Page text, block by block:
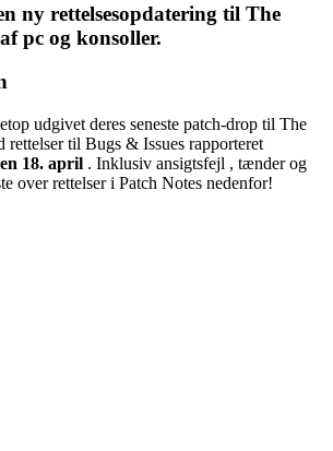
ny rettelsesopdatering til The
pc og konsoller.
udgivet deres seneste patch-drop til The
rettelser til Bugs & Issues rapporteret
18. april . Inklusiv ansigtsfejl , tænder og
over rettelser i Patch Notes nedenfor!